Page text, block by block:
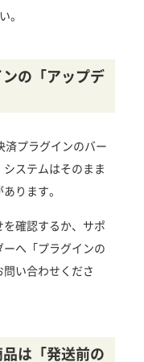
。
の「アップデ
済プラグインのバー
ステムはそのまま
ります。
を確認するか、サポ
へ「プラグインの
い合わせくださ
は「発送前の